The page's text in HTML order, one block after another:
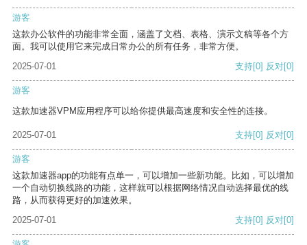
游客
这款办公软件的功能非常全面，涵盖了文档、表格、演示文稿等各个方
面。我可以使用它来完成日常办公的所有任务，非常方便。
2025-07-01
支持[0] 反对[0]
游客
这款加速器VPM应用程序可以给你提供最高速度和安全性的连接。
2025-07-01 支持[0] 反对[0]
游客
这款加速器app的功能有点单一，可以增加一些新功能。比如，可以增加
一个自动切换线路的功能，这样就可以根据网络情况自动选择最优的线
路，从而获得更好的加速效果。
2025-07-01
支持[0] 反对[0]